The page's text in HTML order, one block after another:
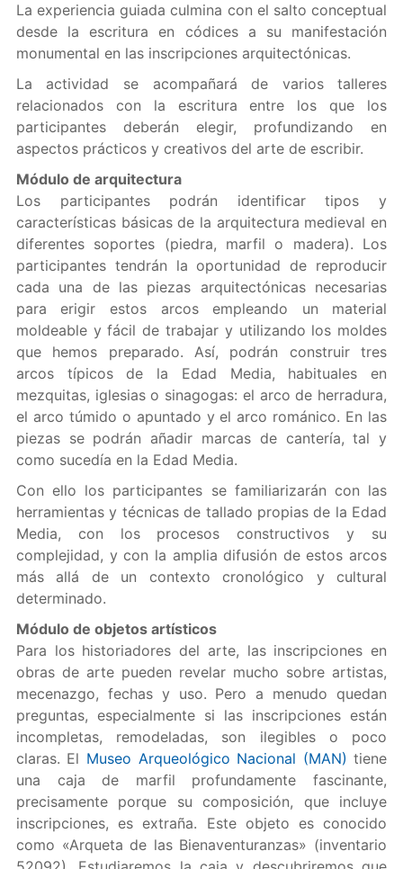
La experiencia guiada culmina con el salto conceptual
desde la escritura en códices a su manifestación
monumental en las inscripciones arquitectónicas.
La actividad se acompañará de varios talleres
relacionados con la escritura entre los que los
participantes deberán elegir, profundizando en
aspectos prácticos y creativos del arte de escribir.
Módulo de arquitectura
Los participantes podrán identificar tipos y
características básicas de la arquitectura medieval en
diferentes soportes (piedra, marfil o madera). Los
participantes tendrán la oportunidad de reproducir
cada una de las piezas arquitectónicas necesarias
para erigir estos arcos empleando un material
moldeable y fácil de trabajar y utilizando los moldes
que hemos preparado. Así, podrán construir tres
arcos típicos de la Edad Media, habituales en
mezquitas, iglesias o sinagogas: el arco de herradura,
el arco túmido o apuntado y el arco románico. En las
piezas se podrán añadir marcas de cantería, tal y
como sucedía en la Edad Media.
Con ello los participantes se familiarizarán con las
herramientas y técnicas de tallado propias de la Edad
Media, con los procesos constructivos y su
complejidad, y con la amplia difusión de estos arcos
más allá de un contexto cronológico y cultural
determinado.
Módulo de objetos artísticos
Para los historiadores del arte, las inscripciones en
obras de arte pueden revelar mucho sobre artistas,
mecenazgo, fechas y uso. Pero a menudo quedan
preguntas, especialmente si las inscripciones están
incompletas, remodeladas, son ilegibles o poco
claras. El Museo Arqueológico Nacional (MAN) tiene
una caja de marfil profundamente fascinante,
precisamente porque su composición, que incluye
inscripciones, es extraña. Este objeto es conocido
como «Arqueta de las Bienaventuranzas» (inventario